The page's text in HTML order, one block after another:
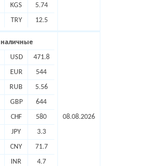
KGS 5.74
TRY 12.5
наличные
USD 471.8
EUR 544
RUB 5.56
GBP 644
CHF 580
JPY 3.3
CNY 71.7
INR 4.7
08.08.2026